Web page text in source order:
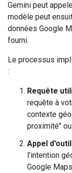
Gemini peut
modèle peut
données Google
fourni.
Le processus
:
Requête
requête à
contexte
proximité"
Appel d'outil
l'intention
Google